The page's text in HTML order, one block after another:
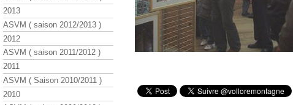
2013
ASVM ( saison 2012/2013 )
2012
ASVM ( saison 2011/2012 )
2011
ASVM ( Saison 2010/2011 )
2010